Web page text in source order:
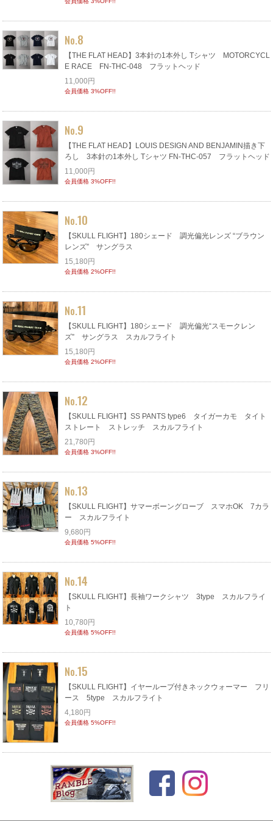
No.8
【THE FLAT HEAD】3本針の1本外し Tシャツ MOTORCYCL
E RACE FN-THC-048 フラットヘッド
11,000円
会員価格 3%OFF!!
No.9
【THE FLAT HEAD】LOUIS DESIGN AND BENJAMIN描き下
ろし 3本針の1本外し Tシャツ FN-THC-057 フラットヘッド
11,000円
会員価格 3%OFF!!
No.10
【SKULL FLIGHT】180シェード 調光偏光レンズ “ブラウン
レンズ” サングラス
15,180円
会員価格 2%OFF!!
No.11
【SKULL FLIGHT】180シェード 調光偏光“スモークレン
ズ” サングラス スカルフライト
15,180円
会員価格 2%OFF!!
No.12
【SKULL FLIGHT】SS PANTS type6 タイガーカモ タイト
ストレート ストレッチ スカルフライト
21,780円
会員価格 3%OFF!!
No.13
【SKULL FLIGHT】サマーボーングローブ スマホOK 7カラ
ー スカルフライト
9,680円
会員価格 5%OFF!!
No.14
【SKULL FLIGHT】長袖ワークシャツ 3type スカルフライ
ト
10,780円
会員価格 5%OFF!!
No.15
【SKULL FLIGHT】イヤーループ付きネックウォーマー フリ
ース 5type スカルフライト
4,180円
会員価格 5%OFF!!